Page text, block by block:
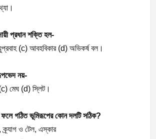
প্রধান শক্তি হল-
(c) আবহবিকার (d) অভিকর্ষ বল।
নয়-
c) মেঘ (d) স্লিট।
ফলে গঠিত ভূমিরূপের কোন দলটি সঠিক?
ক্র্যাগ ও টেল, এস্কার